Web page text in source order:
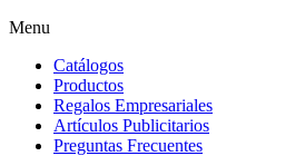
Menu
Catálogos
Productos
Regalos Empresariales
Artículos Publicitarios
Preguntas Frecuentes